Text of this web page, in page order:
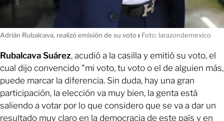
Adrián Rubalcava, realizó emisión de su votoı Foto: larazondemexico
Rubalcava Suárez, acudió a la casilla y emitió su voto, el
cual dijo convencido "mi voto, tu voto o el de alguien más,
puede marcar la diferencia. Sin duda, hay una gran
participación, la elección va muy bien, la genta está
saliendo a votar por lo que considero que se va a dar un
resultado muy claro en la democracia de este país y en